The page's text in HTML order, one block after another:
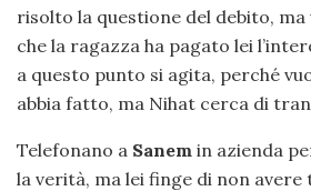
risolto la questione del debito, ma
che la ragazza ha pagato lei
a questo punto si agita, perché
abbia fatto, ma Nihat cerca di
Telefonano a Sanem in azienda
la verità, ma lei finge di non